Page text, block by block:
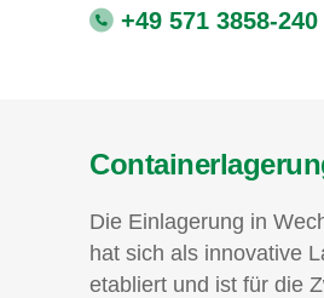
+49 571 3858-240
Die Einlagerung in
hat sich als innovative
etabliert und ist für die